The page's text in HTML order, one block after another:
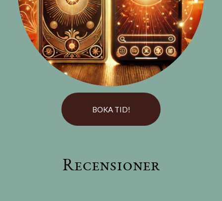
BOKA TID!
Recensioner